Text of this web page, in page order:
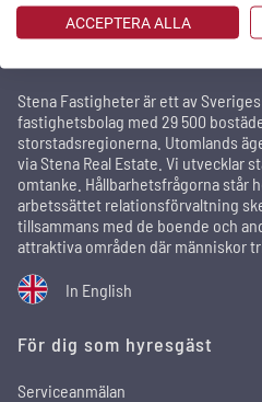
Stena Fastigheter är ett av
fastighetsbolag med 29 500
storstadsregionerna. Utomlands
via Stena Real Estate. Vi utvecklar
omtanke. Hållbarhetsfrågorna står
arbetssättet relationsförvaltning
tillsammans med de boende och
attraktiva områden där människor
In English
För dig som hyresgäst
Serviceanmälan
ACCEPTERA ALLA